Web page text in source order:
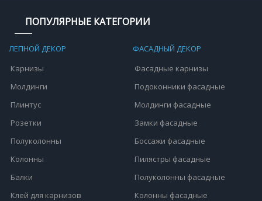
ПОПУЛЯРНЫЕ КАТЕГОРИИ
ЛЕПНОЙ ДЕКОР
Карнизы
Молдинги
Плинтус
Розетки
Полуколонны
Колонны
Балки
Клей для карнизов
ФАСАДНЫЙ ДЕКОР
Фасадные карнизы
Подоконники фасадные
Молдинги фасадные
Замки фасадные
Боссажи фасадные
Пилястры фасадные
Полуколонны фасадные
Колонны фасадные